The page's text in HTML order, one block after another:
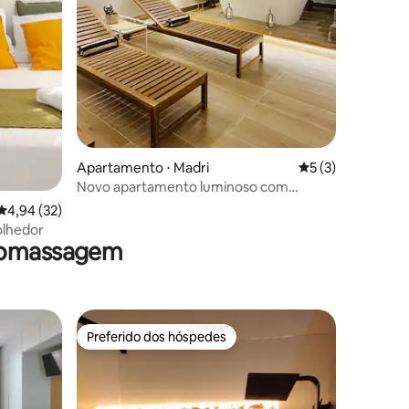
de uma avaliação média de 5, 32 avaliações
4,94 (32)
Apartamento ⋅ Madri 5 de uma
5 (3)
Novo apartamento luminoso com
Preferido dos hóspedes
Preferido dos hóspedes